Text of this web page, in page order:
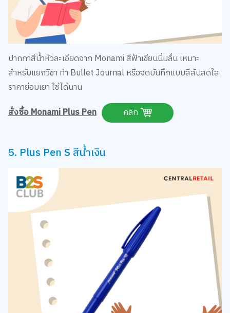
ปากกาสีน้ำหัวละเอียดจาก Monami สีฟ้าเขียนนิ่มลื่น เหมาะ
สำหรับแยกวิชา ทำ Bullet Journal หรือจดบันทึกแบบสีสันสดใส
ราคาย่อมเยา ใช้ได้นาน
สั่งซื้อ Monami Plus Pen
คลิก
5. Plus Pen S สีน้ำเงิน